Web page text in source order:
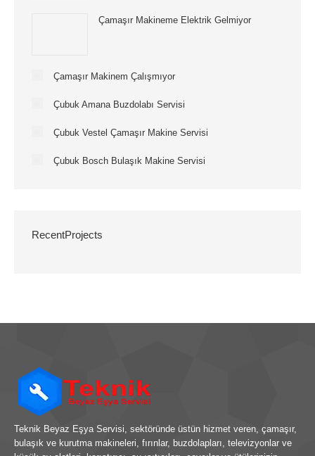
Çamaşır Makineme Elektrik Gelmiyor
Çamaşır Makinem Çalışmıyor
Çubuk Amana Buzdolabı Servisi
Çubuk Vestel Çamaşır Makine Servisi
Çubuk Bosch Bulaşık Makine Servisi
RecentProjects
Teknik Beyaz Eşya Servisi, sektöründe üstün hizmet veren, çamaşır,
bulaşık ve kurutma makineleri, fırınlar, buzdolapları, televizyonlar ve